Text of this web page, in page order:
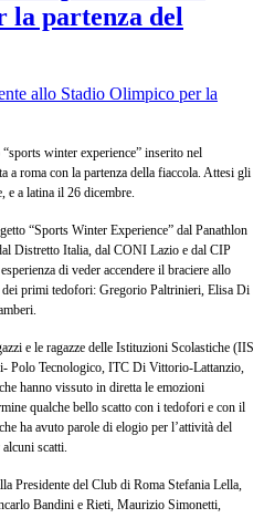
la partenza del
winter experience” inserito nel
a roma con la partenza della fiaccola. Attesi gli
e a latina il 26 dicembre.
“Sports Winter Experience” dal Panathlon
Distretto Italia, dal CONI Lazio e dal CIP
di veder accendere il braciere allo
dei primi tedofori: Gregorio Paltrinieri, Elisa Di
e le ragazze delle Istituzioni Scolastiche (IIS
Polo Tecnologico, ITC Di Vittorio-Lattanzio,
hanno vissuto in diretta le emozioni
qualche bello scatto con i tedofori e con il
ha avuto parole di elogio per l’attività del
scatti.
Presidente del Club di Roma Stefania Lella,
Bandini e Rieti, Maurizio Simonetti,